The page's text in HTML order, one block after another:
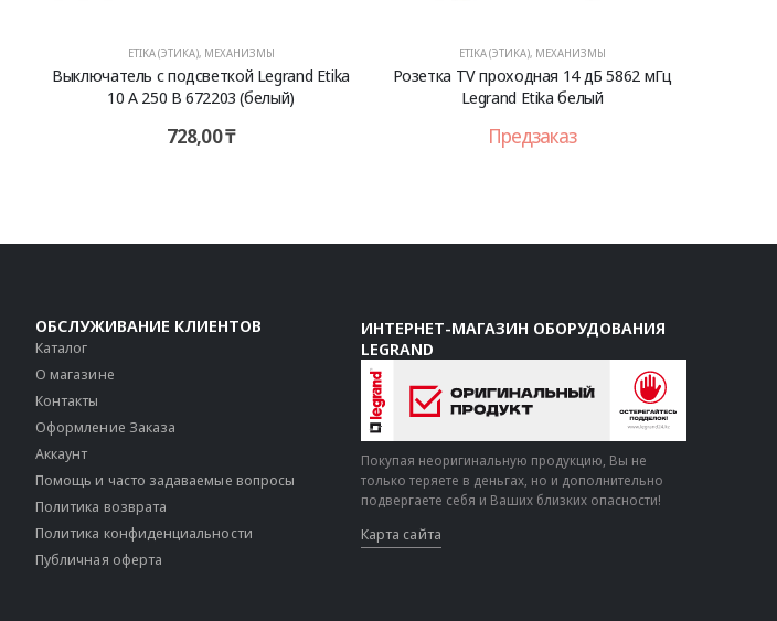
ETIKA (ЭТИКА), МЕХАНИЗМЫ
Выключатель с подсветкой Legrand Etika
10 A 250 В 672203 (белый)
728,00₸
ETIKA (ЭТИКА), МЕХАНИЗМЫ
Розетка TV проходная 14 дБ 5862 мГц
Legrand Etika белый
Предзаказ
ОБСЛУЖИВАНИЕ КЛИЕНТОВ
Каталог
О магазине
Контакты
Оформление Заказа
Аккаунт
Помощь и часто задаваемые вопросы
Политика возврата
Политика конфиденциальности
Публичная оферта
ИНТЕРНЕТ-МАГАЗИН ОБОРУДОВАНИЯ
LEGRAND
Покупая неоригинальную продукцию, Вы не
только теряете в деньгах, но и дополнительно
подвергаете себя и Ваших близких опасности!
Карта сайта